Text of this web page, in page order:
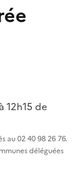
12h15 de
au 02 40 98 26 76.
déléguées